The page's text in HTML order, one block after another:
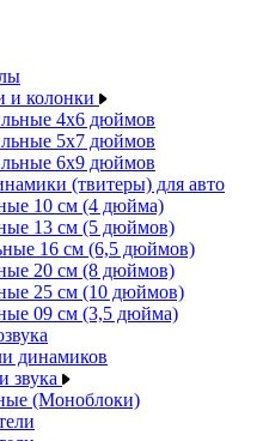
и колонки
4x6 дюймов
5x7 дюймов
6x9 дюймов
(твитеры) для авто
10 см (4 дюйма)
13 см (5 дюймов)
16 см (6,5 дюймов)
20 см (8 дюймов)
25 см (10 дюймов)
09 см (3,5 дюйма)
динамиков
звука
(Моноблоки)